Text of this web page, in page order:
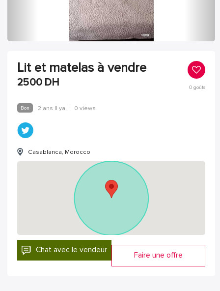
Lit et matelas à vendre
2500 DH 0goûts
Bon 2 ans Il ya | 0 views
Casablanca, Morocco
Chat avec le vendeur
Faire une offre